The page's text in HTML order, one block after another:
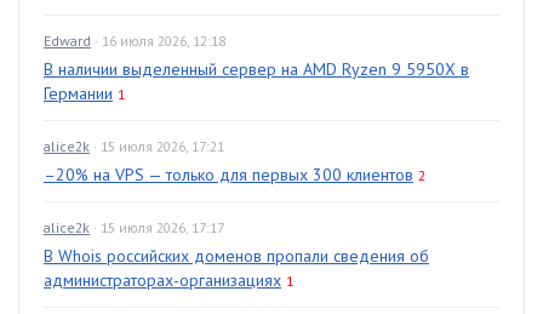
Edward · 16 июля 2026, 12:18
В наличии выделенный сервер на AMD Ryzen 9 5950X в
Германии 1
alice2k · 15 июля 2026, 17:21
–20% на VPS — только для первых 300 клиентов 2
alice2k · 15 июля 2026, 17:17
В Whois российских доменов пропали сведения об
администраторах-организациях 1